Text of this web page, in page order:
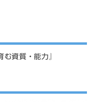
む資質・能力』